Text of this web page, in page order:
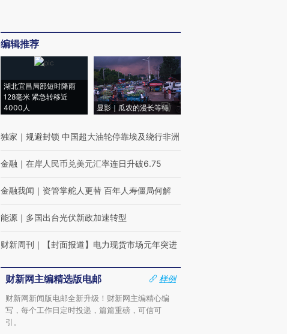
编辑推荐
湖北宜昌局部短时降雨
128毫米 紧急转移近
4000人
显影｜瓜农的漫长等待
独家 ｜ 规避封锁 中国超大油轮停靠埃及绕行非洲
金融 ｜ 在岸人民币兑美元汇率连日升破6.75
金融我闻 ｜ 资管掌舵人更替 百年人寿僵局何解
能源 ｜ 多国出台光伏新政加速转型
财新周刊 ｜ 【封面报道】电力现货市场元年突进
财新网主编精选版电邮
样例
财新网新闻版电邮全新升级！财新网主编精心编
写，每个工作日定时投递，篇篇重磅，可信可
引。